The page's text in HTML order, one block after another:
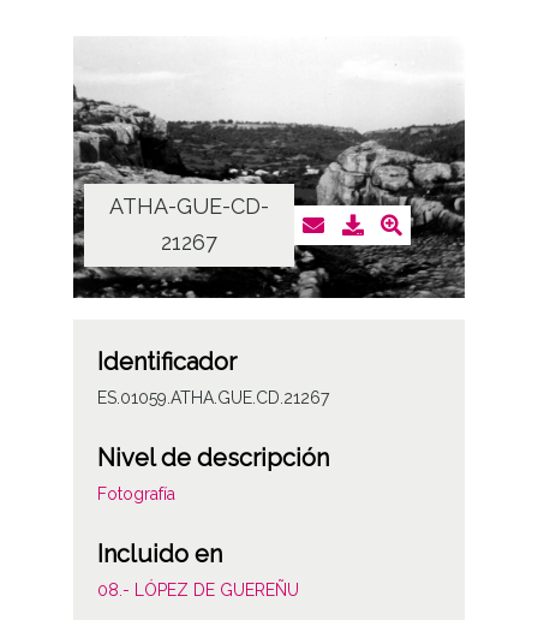
ATHA-GUE-CD-
21267
Identificador
ES.01059.ATHA.GUE.CD.21267
Nivel de descripción
Fotografía
Incluido en
08.- LÓPEZ DE GUEREÑU